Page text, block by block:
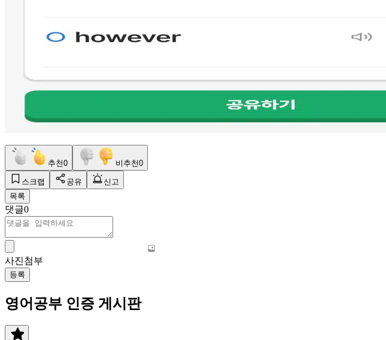
추천0 비추천0
스크랩 공유
신고
목록
댓글0
사진첨부
등록
영어공부 인증 게시판